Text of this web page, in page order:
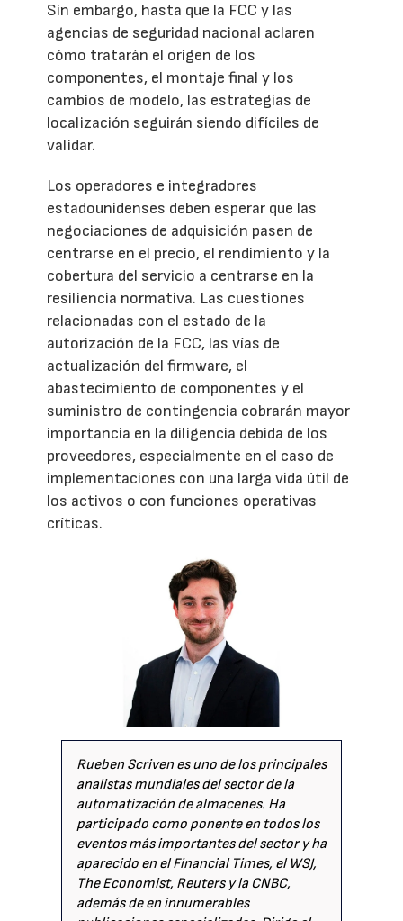
Sin embargo, hasta que la FCC y las
agencias de seguridad nacional aclaren
cómo tratarán el origen de los
componentes, el montaje final y los
cambios de modelo, las estrategias de
localización seguirán siendo difíciles de
validar.
Los operadores e integradores
estadounidenses deben esperar que las
negociaciones de adquisición pasen de
centrarse en el precio, el rendimiento y la
cobertura del servicio a centrarse en la
resiliencia normativa. Las cuestiones
relacionadas con el estado de la
autorización de la FCC, las vías de
actualización del firmware, el
abastecimiento de componentes y el
suministro de contingencia cobrarán mayor
importancia en la diligencia debida de los
proveedores, especialmente en el caso de
implementaciones con una larga vida útil de
los activos o con funciones operativas
críticas.
Rueben Scriven es uno de los principales
analistas mundiales del sector de la
automatización de almacenes. Ha
participado como ponente en todos los
eventos más importantes del sector y ha
aparecido en el Financial Times, el WSJ,
The Economist, Reuters y la CNBC,
además de en innumerables